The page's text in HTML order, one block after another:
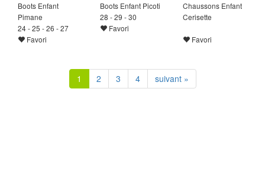
Boots Enfant
Pimane
24 - 25 - 26 - 27
Favori
Boots Enfant Picoti
28 - 29 - 30
Favori
Chaussons Enfant
Cerisette
Favori
1 2 3 4 suivant »